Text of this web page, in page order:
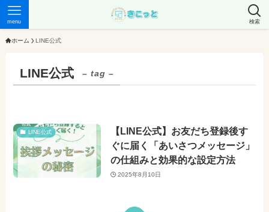
検索
menu
ホーム LINE公式
LINE公式 – tag –
LINE公式
【LINE公式】お友だち登録後す
ぐに届く「あいさつメッセージ」
の仕組みと効果的な設定方法
2025年8月10日